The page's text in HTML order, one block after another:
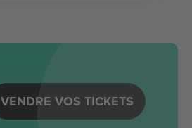
VENDRE VOS TICKETS